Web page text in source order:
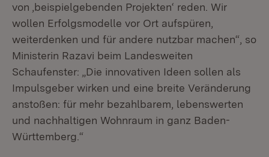
von ‚beispielgebenden Projekten‘ reden. Wir
wollen Erfolgsmodelle vor Ort aufspüren,
weiterdenken und für andere nutzbar machen“, so
Ministerin Razavi beim Landesweiten
Schaufenster: „Die innovativen Ideen sollen als
Impulsgeber wirken und eine breite Veränderung
anstoßen: für mehr bezahlbarem, lebenswerten
und nachhaltigen Wohnraum in ganz Baden-
Württemberg.“